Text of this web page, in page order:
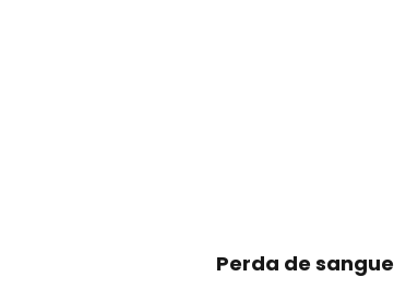
Perda de sangue